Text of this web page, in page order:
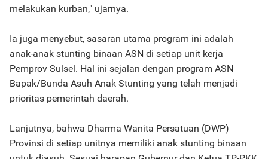
melakukan kurban," ujarnya.
Ia juga menyebut, sasaran utama program ini adalah
anak-anak stunting binaan ASN di setiap unit kerja
Pemprov Sulsel. Hal ini sejalan dengan program ASN
Bapak/Bunda Asuh Anak Stunting yang telah menjadi
prioritas pemerintah daerah.
Lanjutnya, bahwa Dharma Wanita Persatuan (DWP)
Provinsi di setiap unitnya memiliki anak stunting binaan